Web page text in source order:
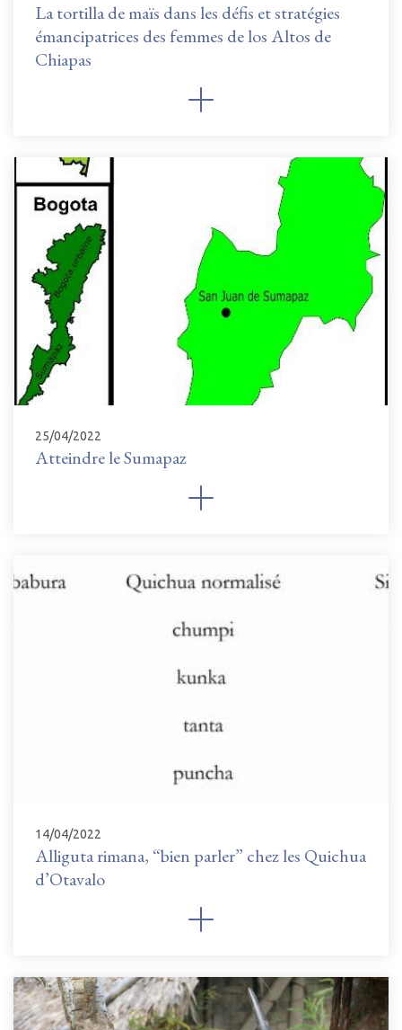
La tortilla de maïs dans les défis et stratégies
émancipatrices des femmes de los Altos de
Chiapas
25/04/2022
Atteindre le Sumapaz
14/04/2022
Alliguta rimana, “bien parler” chez les Quichua
d’Otavalo